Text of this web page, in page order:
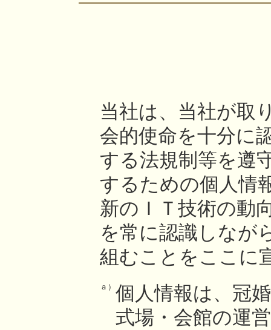
当社は、当社が取
会的使命を十分に
する法規制等を遵
するための個人情
新のＩＴ技術の動
を常に認識しなが
組むことをここに
ａ） 個人情報は、冠
式場・会館の運